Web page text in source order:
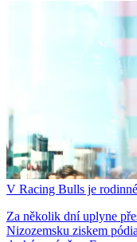
V Racing Bulls je
Za několik dní uplyne
Nizozemsku ziskem